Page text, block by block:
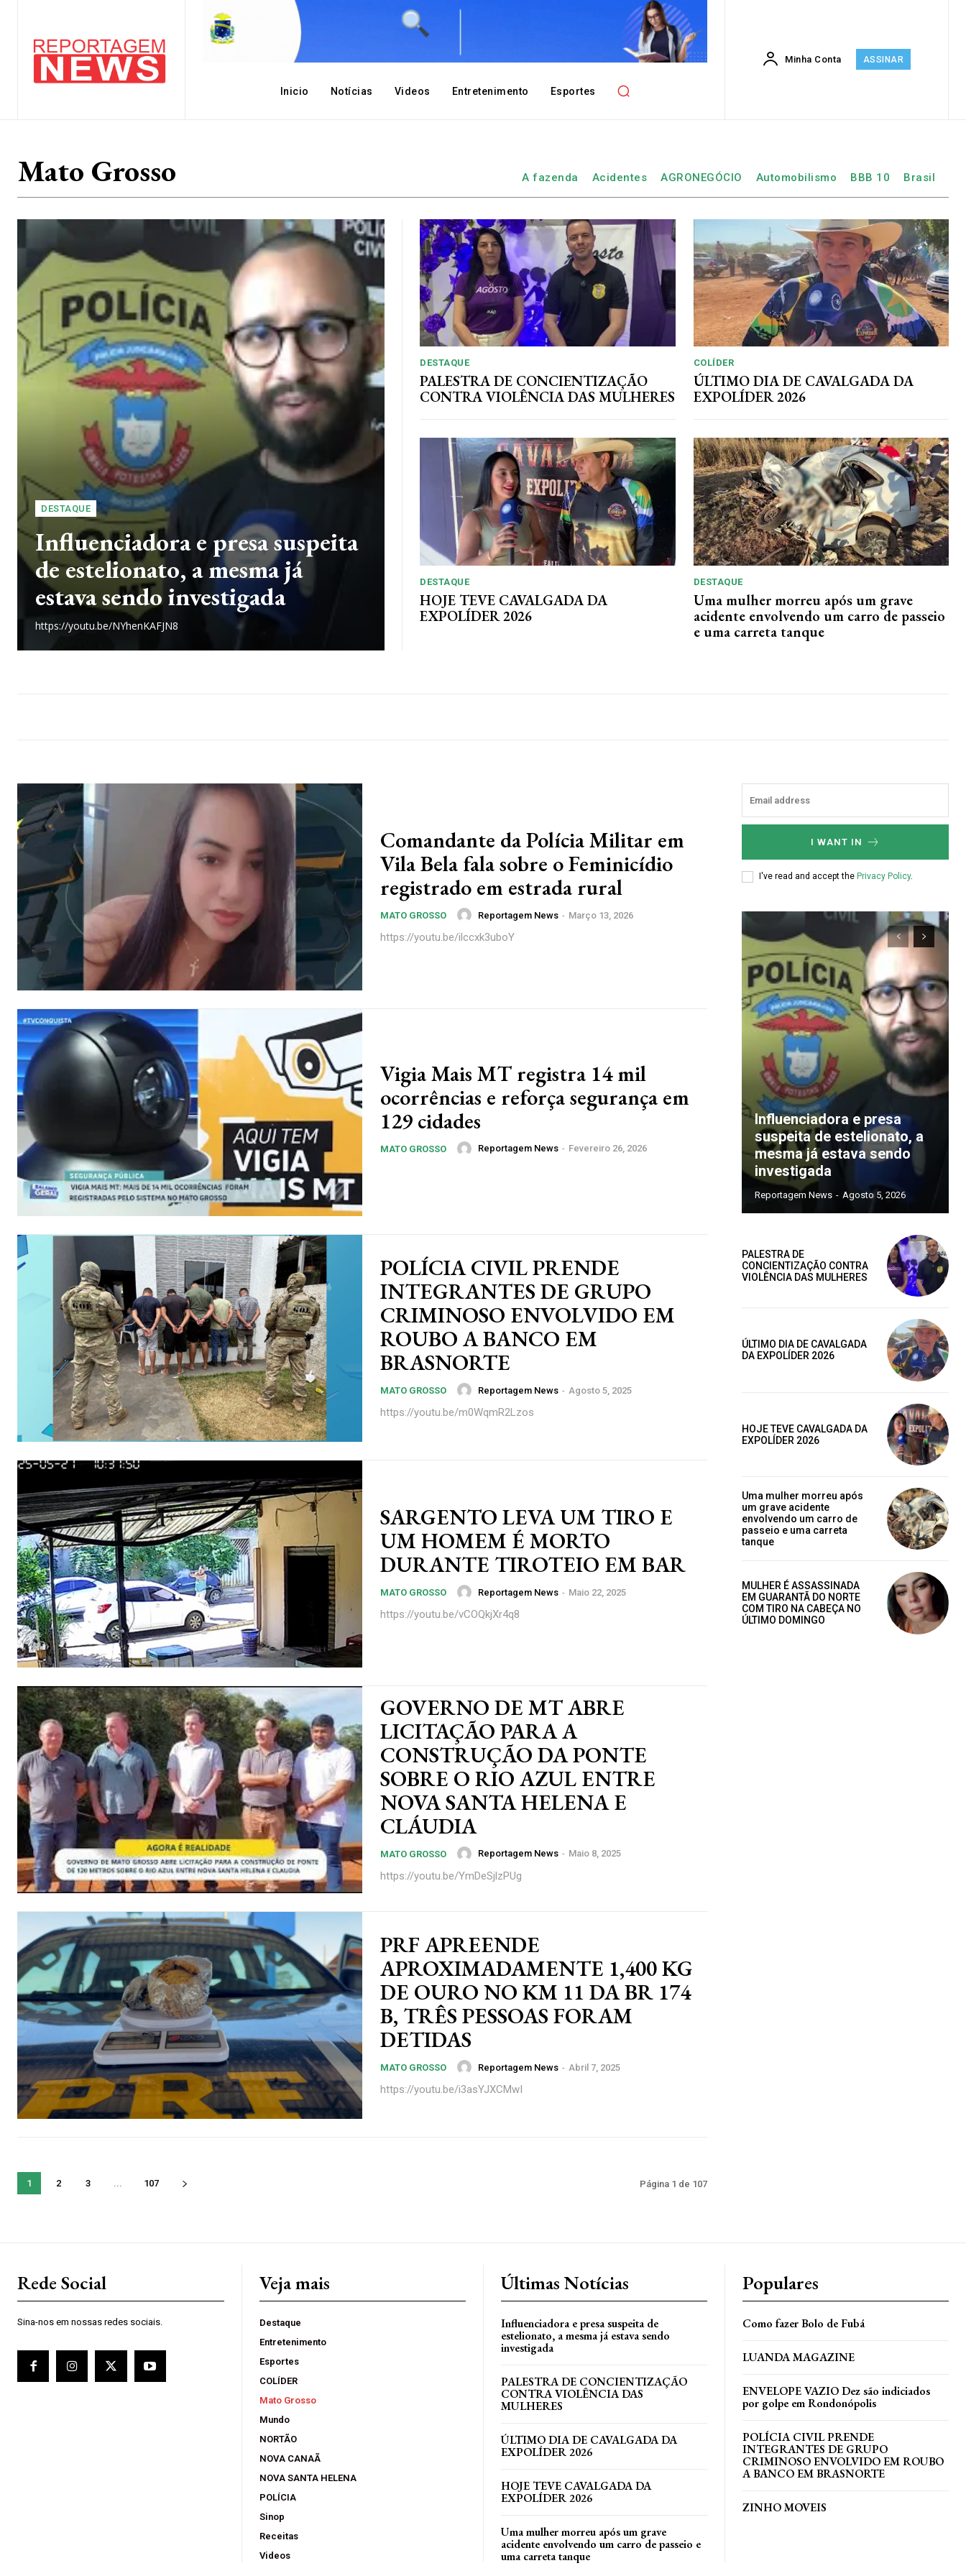
Assine nosso site e tenha acessos exclusivo
Grátis
Gratuitamente / para sempre
Acesso as notícias publicas
Acesso a comentários
Nóticias exclusivas
ESCOLHA O PLANO
Premium
R$100
Inicio Notícias Videos Entretenimento Esportes
Minha Conta ASSINAR
Mato Grosso A fazenda Acidentes AGRONEGÓCIO Automobilismo BBB 10 Brasil
DESTAQUE
Influenciadora e presa suspeita
de estelionato, a mesma já
estava sendo investigada
https://youtu.be/NYhenKAFJN8
DESTAQUE
PALESTRA DE CONCIENTIZAÇÃO
CONTRA VIOLÊNCIA DAS MULHERES
COLÍDER
ÚLTIMO DIA DE CAVALGADA DA
EXPOLÍDER 2026
DESTAQUE
HOJE TEVE CAVALGADA DA
EXPOLÍDER 2026
DESTAQUE
Uma mulher morreu após um grave
acidente envolvendo um carro de passeio
e uma carreta tanque
Comandante da Polícia Militar em
Vila Bela fala sobre o Feminicídio
registrado em estrada rural
MATO GROSSO Reportagem News - Março 13, 2026
https://youtu.be/ilccxk3uboY
Vigia Mais MT registra 14 mil
ocorrências e reforça segurança em
129 cidades
MATO GROSSO Reportagem News - Fevereiro 26, 2026
POLÍCIA CIVIL PRENDE
INTEGRANTES DE GRUPO
CRIMINOSO ENVOLVIDO EM
ROUBO A BANCO EM
BRASNORTE
MATO GROSSO Reportagem News - Agosto 5, 2025
https://youtu.be/m0WqmR2Lzos
SARGENTO LEVA UM TIRO E
UM HOMEM É MORTO
DURANTE TIROTEIO EM BAR
MATO GROSSO Reportagem News - Maio 22, 2025
https://youtu.be/vCOQkjXr4q8
GOVERNO DE MT ABRE
LICITAÇÃO PARA A
CONSTRUÇÃO DA PONTE
SOBRE O RIO AZUL ENTRE
NOVA SANTA HELENA E
CLÁUDIA
MATO GROSSO Reportagem News - Maio 8, 2025
https://youtu.be/YmDeSjlzPUg
PRF APREENDE
APROXIMADAMENTE 1,400 KG
DE OURO NO KM 11 DA BR 174
B, TRÊS PESSOAS FORAM
DETIDAS
MATO GROSSO Reportagem News - Abril 7, 2025
https://youtu.be/i3asYJXCMwI
1 2 3 107 Página 1 de 107
I WANT IN
I've read and accept the Privacy Policy.
Influenciadora e presa
suspeita de estelionato, a
mesma já estava sendo
investigada
Reportagem News - Agosto 5, 2026
PALESTRA DE
CONCIENTIZAÇÃO CONTRA
VIOLÊNCIA DAS MULHERES
ÚLTIMO DIA DE CAVALGADA
DA EXPOLÍDER 2026
HOJE TEVE CAVALGADA DA
EXPOLÍDER 2026
Uma mulher morreu após
um grave acidente
envolvendo um carro de
passeio e uma carreta
tanque
MULHER É ASSASSINADA
EM GUARANTÃ DO NORTE
COM TIRO NA CABEÇA NO
ÚLTIMO DOMINGO
Rede Social
Sina-nos em nossas redes sociais.
Veja mais
Destaque
Entretenimento
Esportes
COLÍDER
Mato Grosso
Mundo
NORTÃO
NOVA CANAÃ
NOVA SANTA HELENA
POLÍCIA
Sinop
Receitas
Videos
Últimas Notícias
Influenciadora e presa suspeita de
estelionato, a mesma já estava sendo
investigada
PALESTRA DE CONCIENTIZAÇÃO
CONTRA VIOLÊNCIA DAS
MULHERES
ÚLTIMO DIA DE CAVALGADA DA
EXPOLÍDER 2026
HOJE TEVE CAVALGADA DA
EXPOLÍDER 2026
Uma mulher morreu após um grave
acidente envolvendo um carro de passeio e
uma carreta tanque
Populares
Como fazer Bolo de Fubá
LUANDA MAGAZINE
ENVELOPE VAZIO Dez são indiciados
por golpe em Rondonópolis
POLÍCIA CIVIL PRENDE
INTEGRANTES DE GRUPO
CRIMINOSO ENVOLVIDO EM ROUBO
A BANCO EM BRASNORTE
ZINHO MOVEIS